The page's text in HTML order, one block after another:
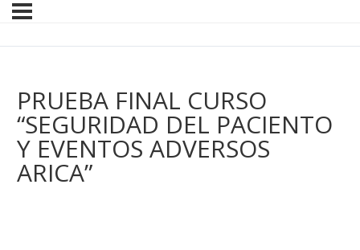
PRUEBA FINAL CURSO
“SEGURIDAD DEL PACIENTO
Y EVENTOS ADVERSOS
ARICA”